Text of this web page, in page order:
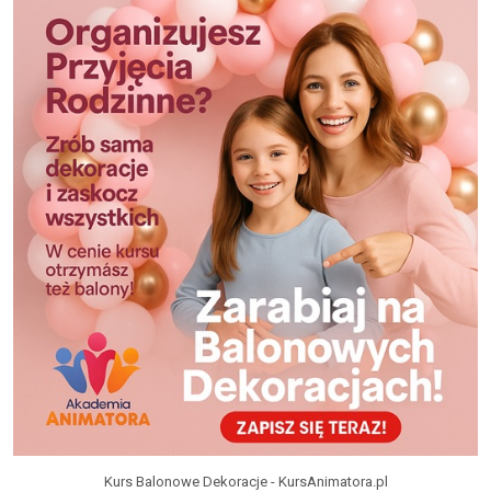
Kurs Balonowe Dekoracje - KursAnimatora.pl